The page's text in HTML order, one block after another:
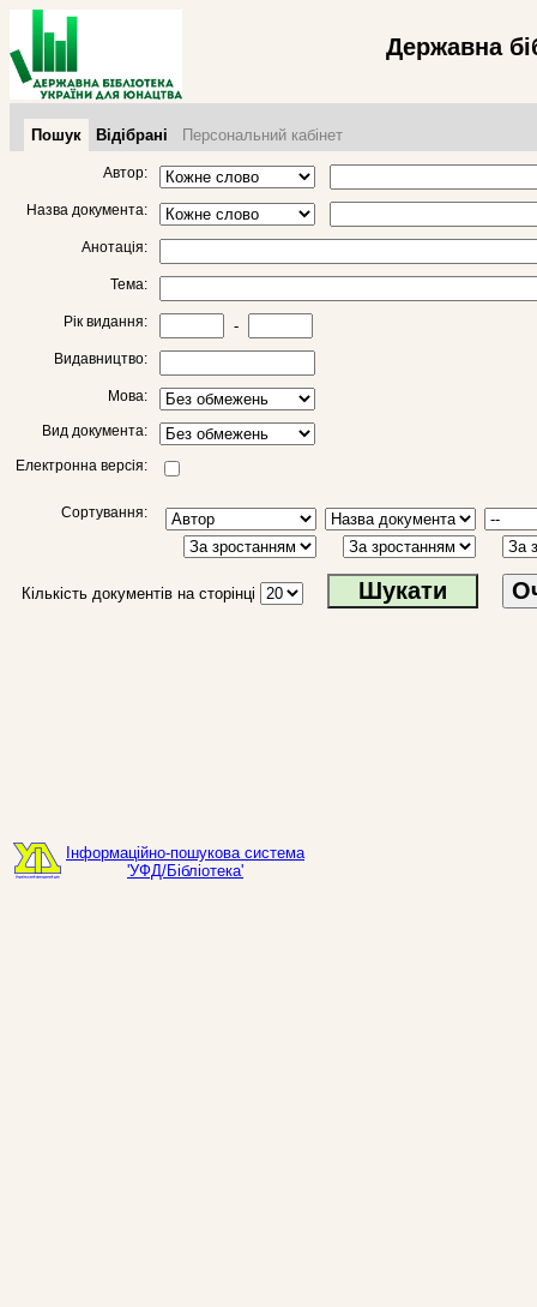
Державна
Пошук Відібрані Персональний кабінет
Автор:
Назва документа:
Анотація:
Тема:
Рік видання: -
Видавництво:
Мова:
Вид документа:
Електронна версія:
Сортування:
Кількість документів на сторінці
Інформаційно-пошукова система
'УФД/Бібліотека'